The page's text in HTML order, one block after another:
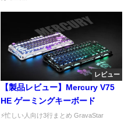
レビュー
【製品レビュー】Mercury V75
HE ゲーミングキーボード
⚡忙しい人向け3行まとめ GravaStar